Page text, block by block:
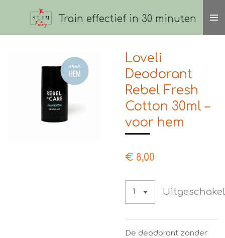
naar
Train effectief in 30 minuten
Loveli
Deodorant
Rebel Fresh
Cotton 30ml –
voor hem
€ 8,00
De deodorant zonder